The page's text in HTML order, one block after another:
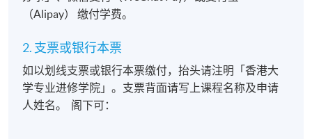
（Alipay） 缴付学费。
2. 支票或银行本票
如以划线支票或银行本票缴付，抬头请注明「香港大
学专业进修学院」。支票背面请写上课程名称及申请
人姓名。 阁下可：